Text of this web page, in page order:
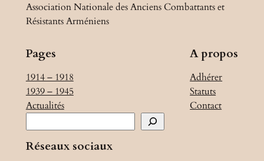
Association Nationale des Anciens Combattants et
Résistants Arméniens
Pages
1914 – 1918
1939 – 1945
Actualités
e
c
A propos
Adhérer
Statuts
Contact
Réseaux sociaux